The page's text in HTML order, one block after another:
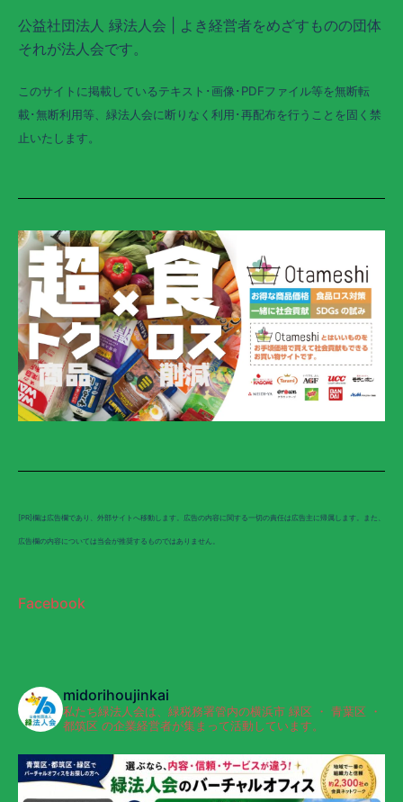
公益社団法人 緑法人会 | よき経営者をめざすものの団体
それが法人会です。
このサイトに掲載しているテキスト･画像･PDFファイル等を無断転
載･無断利用等、緑法人会に断りなく利用･再配布を行うことを固く禁
止いたします。
[PR]欄は広告欄であり、外部サイトへ移動します。広告の内容に関する一切の責任は広告主に帰属します。また、
広告欄の内容については当会が推奨するものではありません。
Facebook
midorihoujinkai
私たち緑法人会は、緑税務署管内の横浜市 緑区 ・ 青葉区 ・
都筑区 の企業経営者が集まって活動しています。